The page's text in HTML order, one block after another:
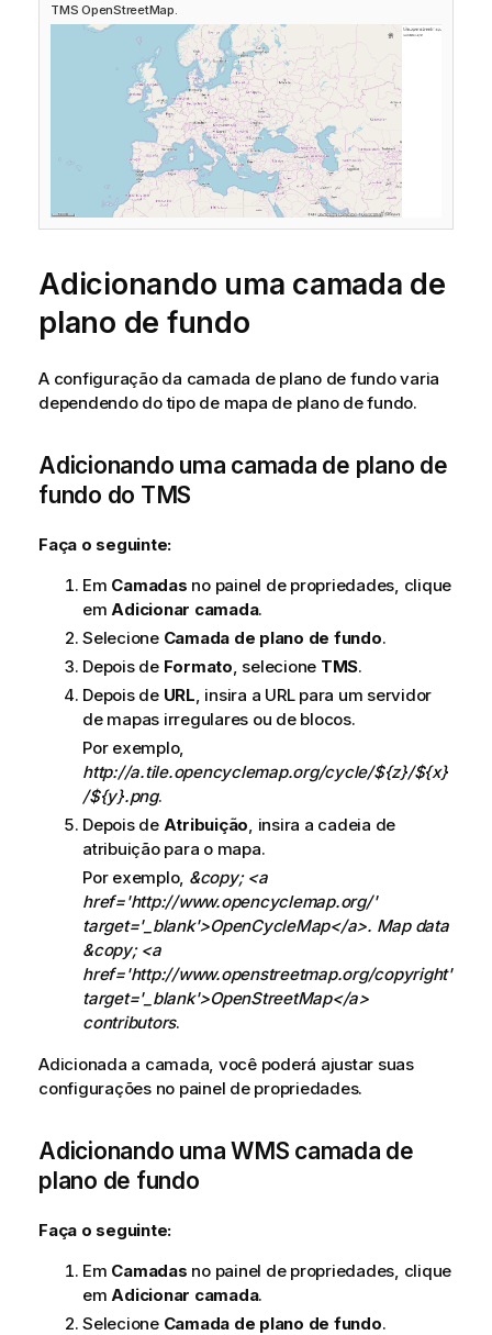
TMS OpenStreetMap
Adicionando uma camada de
plano de fundo
A configuração da camada de plano de fundo varia
dependendo do tipo de mapa de plano de fundo.
Adicionando uma camada de plano de
fundo do TMS
Faça o seguinte:
Em Camadas no painel de propriedades, clique
em Adicionar camada.
Selecione Camada de plano de fundo.
Depois de Formato , selecione TMS.
Depois de URL , insira a URL para um servidor
de mapas irregulares ou de blocos.
Por exemplo,
http://a.tile.opencyclemap.org/cycle/${z}/${x}
/${y}.png.
Depois de Atribuição , insira a cadeia de
atribuição para o mapa.
Por exemplo, &copy; <a
href='http://www.opencyclemap.org/'
target='_blank'>OpenCycleMap</a>. Map data
&copy; <a
href='http://www.openstreetmap.org/copyright'
target='_blank'>OpenStreetMap</a>
contributors.
Adicionada a camada, você poderá ajustar suas
configurações no painel de propriedades.
Adicionando uma WMS camada de
plano de fundo
Faça o seguinte:
Em Camadas no painel de propriedades, clique
em Adicionar camada.
Selecione Camada de plano de fundo.